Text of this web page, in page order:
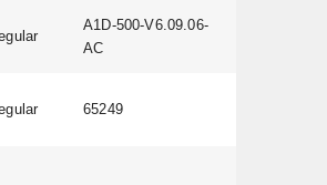
A1D-500-V6.09.06-
AC
65249